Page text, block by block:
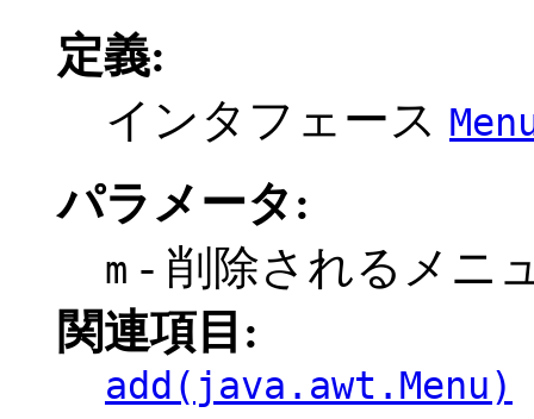
定義:
インタフェース
パラメータ:
m - 削除されるメニ
関連項目:
add(java.awt.Menu)